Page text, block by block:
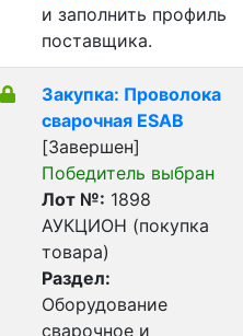
и заполнить профиль
поставщика.
Закупка: Проволока
сварочная ESAB
[Завершен]
Победитель выбран
Лот №: 1898
АУКЦИОН (покупка
товара)
Раздел:
Оборудование
сварочное и